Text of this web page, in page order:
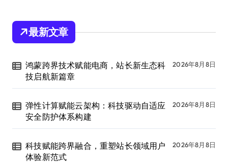
最新文章
鸿蒙跨界技术赋能电商，站长新生态科
技启航新篇章
2026年8月8日
弹性计算赋能云架构：科技驱动自适应
安全防护体系构建
2026年8月8日
科技赋能跨界融合，重塑站长领域用户
体验新范式
2026年8月8日